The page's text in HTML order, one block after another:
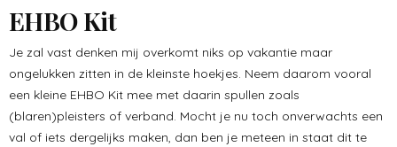
EHBO Kit
Je zal vast denken mij overkomt niks op vakantie maar
ongelukken zitten in de kleinste hoekjes. Neem daarom vooral
een kleine EHBO Kit mee met daarin spullen zoals
(blaren)pleisters of verband. Mocht je nu toch onverwachts een
val of iets dergelijks maken, dan ben je meteen in staat dit te